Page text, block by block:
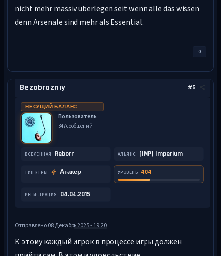
nicht mehr massiv überlegen seit wenn alle das wissen
denn Arsenale sind mehr als Essential.
0
#5
Bezobrazniy
НЕСУЩИЙ БАЛАНС
Пользователь
347 сообщений
ВСЕЛЕННАЯ Reborn АЛЬЯНС [IMP] Imperium
ТИП ИГРЫ Атакер УРОВЕНЬ 404
РЕГИСТРАЦИЯ 04.04.2015
Отправлено08 Декабрь 2025 - 19:20
К этому каждый игрок в процессе игры должен